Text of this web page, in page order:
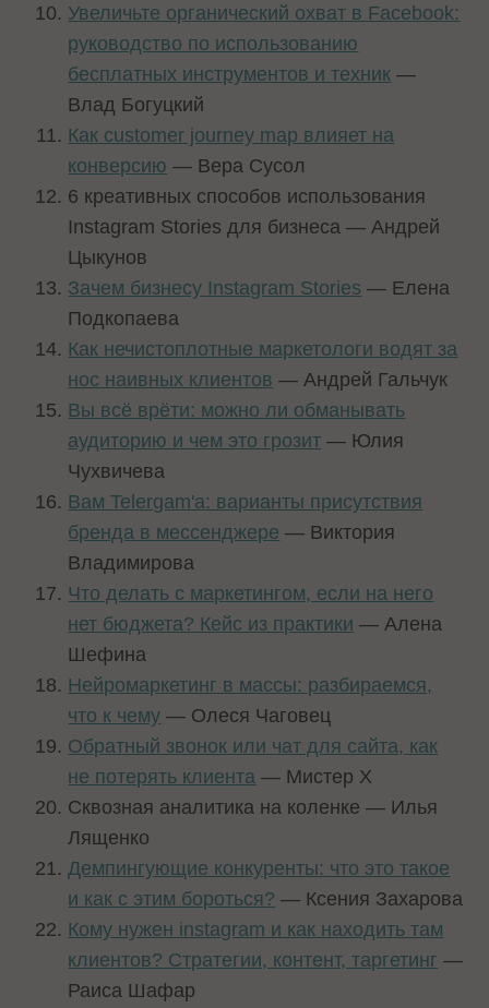
Увеличьте органический охват в Facebook:
руководство по использованию
бесплатных инструментов и техник —
Влад Богуцкий
Как customer journey map влияет на
конверсию — Вера Сусол
6 креативных способов использования
Instagram Stories для бизнеса — Андрей
Цыкунов
Зачем бизнесу Instagram Stories — Елена
Подкопаева
Как нечистоплотные маркетологи водят за
нос наивных клиентов — Андрей Гальчук
Вы всё врёти: можно ли обманывать
аудиторию и чем это грозит — Юлия
Чухвичева
Вам Telergam'а: варианты присутствия
бренда в мессенджере — Виктория
Владимирова
Что делать с маркетингом, если на него
нет бюджета? Кейс из практики — Алена
Шефина
Нейромаркетинг в массы: разбираемся,
что к чему — Олеся Чаговец
Обратный звонок или чат для сайта, как
не потерять клиента — Мистер Х
Сквозная аналитика на коленке — Илья
Лященко
Демпингующие конкуренты: что это такое
и как с этим бороться? — Ксения Захарова
Кому нужен instagram и как находить там
клиентов? Стратегии, контент, таргетинг —
Раиса Шафар